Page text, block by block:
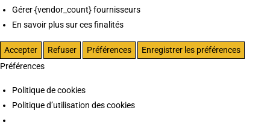
Gérer {vendor_count} fournisseurs
En savoir plus sur ces finalités
Accepter Refuser Préférences
Enregistrer les préférences
Préférences
Politique de cookies
Politique d’utilisation des cookies